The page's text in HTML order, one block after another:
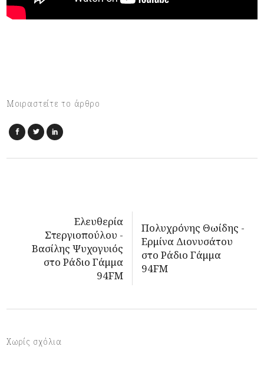
Μοιραστείτε το άρθρο
Ελευθερία
Στεργιοπούλου -
Βασίλης Ψυχογυιός
στο Ράδιο Γάμμα
94FM
Πολυχρόνης Θωίδης -
Ερμίνα Διονυσάτου
στο Ράδιο Γάμμα
94FM
Χωρίς σχόλια